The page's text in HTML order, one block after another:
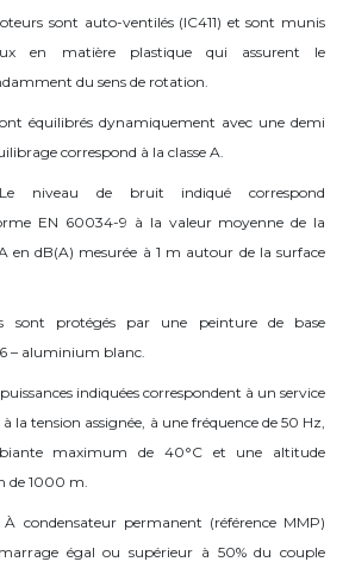
sont auto-ventilés (IC411) et sont munis
en matière plastique qui assurent le
du sens de rotation.
équilibrés dynamiquement avec une demi
correspond à la classe A.
niveau de bruit indiqué correspond
EN 60034-9 à la valeur moyenne de la
en dB(A) mesurée à 1 m autour de la surface
sont protégés par une peinture de base
– aluminium blanc.
puissances indiquées correspondent à un service
la tension assignée, à une fréquence de 50 Hz,
maximum de 40°C et une altitude
de 1000 m.
À condensateur permanent (référence MMP)
égal ou supérieur à 50% du couple